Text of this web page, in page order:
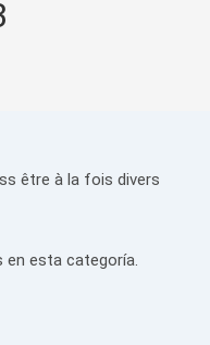
être à la fois divers
en esta categoría.